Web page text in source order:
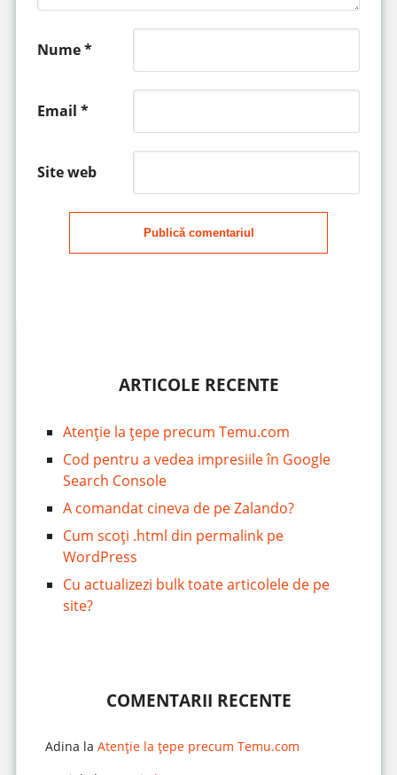
Nume*
Email *
Site web
Publică comentariul
ARTICOLE RECENTE
Atenție la țepe precum Temu.com
Cod pentru a vedea impresiile în Google
Search Console
A comandat cineva de pe Zalando?
Cum scoți .html din permalink pe
WordPress
Cu actualizezi bulk toate articolele de pe
site?
COMENTARII RECENTE
Adina la Atenție la țepe precum Temu.com